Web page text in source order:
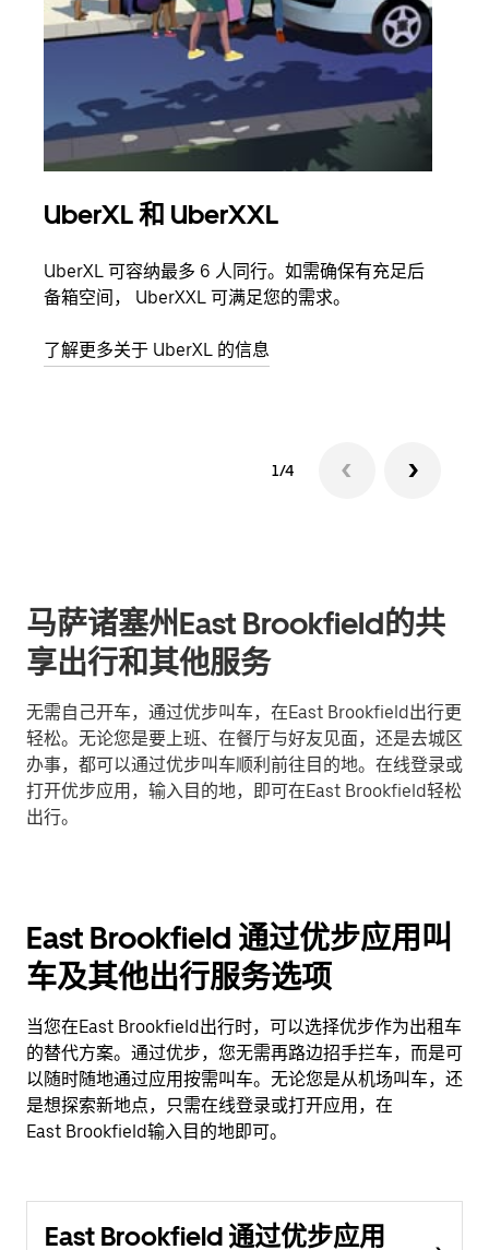
UberXL 和 UberXXL
UberXL 可容纳最多 6 人同行。如需确保有充足后
备箱空间， UberXXL 可满足您的需求。
了解更多关于 UberXL 的信息
1/4
马萨诸塞州East Brookfield的共
享出行和其他服务
无需自己开车，通过优步叫车，在East Brookfield出行更
轻松。无论您是要上班、在餐厅与好友见面，还是去城区
办事，都可以通过优步叫车顺利前往目的地。在线登录或
打开优步应用，输入目的地，即可在East Brookfield轻松
出行。
East Brookfield 通过优步应用叫
车及其他出行服务选项
当您在East Brookfield出行时，可以选择优步作为出租车
的替代方案。通过优步，您无需再路边招手拦车，而是可
以随时随地通过应用按需叫车。无论您是从机场叫车，还
是想探索新地点，只需在线登录或打开应用，在
East Brookfield输入目的地即可。
East Brookfield 通过优步应用